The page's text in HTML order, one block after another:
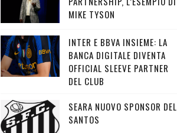
MIKE TYSON
INTER E BBVA INSIEME: LA
BANCA DIGITALE DIVENTA
OFFICIAL SLEEVE PARTNER
DEL CLUB
SEARA NUOVO SPONSOR DEL
SANTOS